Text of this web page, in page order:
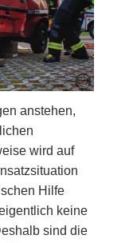
anstehen,
wird auf
Hilfe
keine
sind die